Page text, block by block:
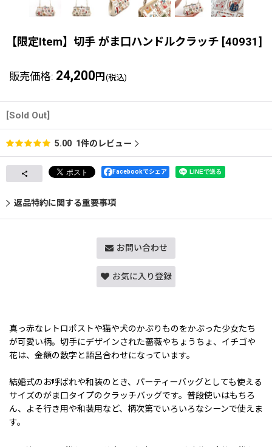
【限定Item】切手 がま口ハンドルクラッチ [40931]
販売価格: 24,200 円 (税込)
[Sold Out]
5.00 1件のレビュー
Facebookでシェア
返品特約に関する重要事項
お問い合わせ
お気に入り登録
真っ赤なレトロポストや猫や犬のかぶりものをかぶった少女たち
が可愛い柄。切手にデザインされた薔薇やちょうちょ、イチゴや
花は、金額の数字と語呂合わせになっています。
結婚式のお呼ばれや和装のとき、パーティーバッグとしても使える
サイズのがま口タイプのクラッチバッグです。普段使いはもちろ
ん、よそ行き用や和装用など、柄次第でいろいろなシーンで使えま
す。